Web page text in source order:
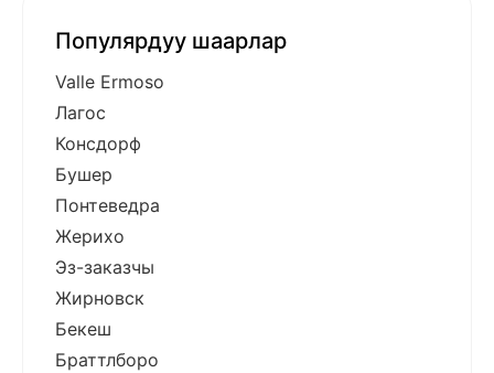
Популярдуу шаарлар
Valle Ermoso
Лагос
Консдорф
Бушер
Понтеведра
Жерихо
Эз-заказчы
Жирновск
Бекеш
Браттлборо